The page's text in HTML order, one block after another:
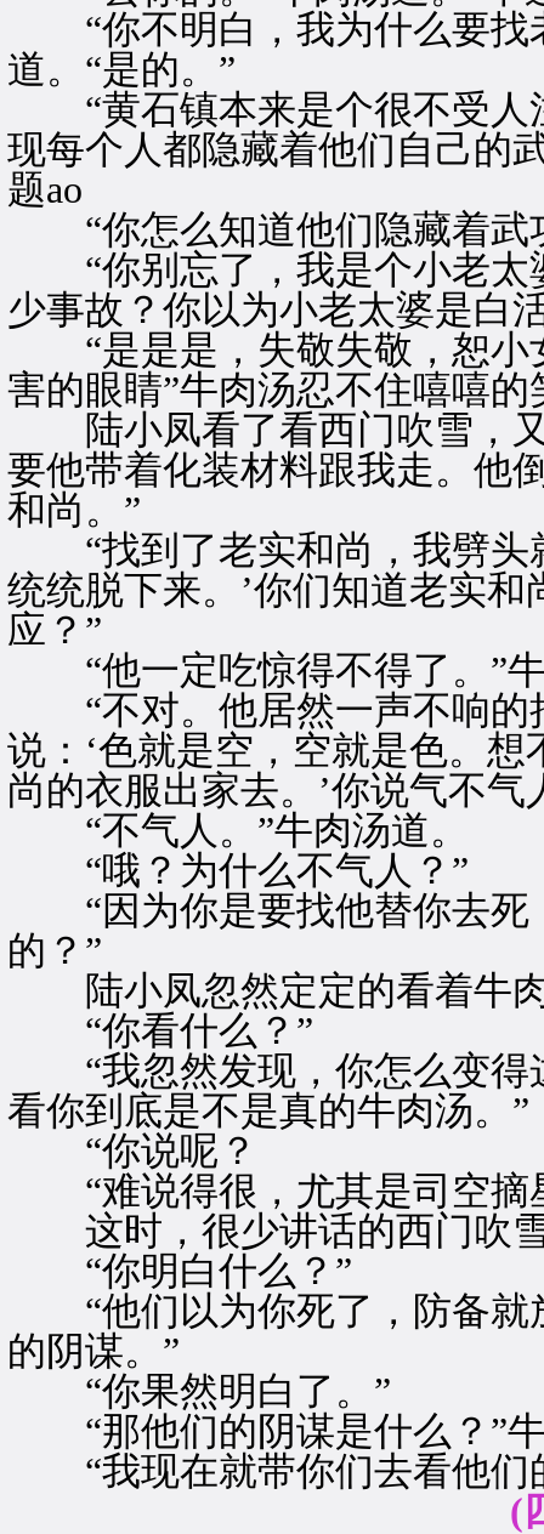
“你不明白，我为什么要找
道。“是的。”
“黄石镇本来是个很不受人
现每个人都隐藏着他们自己的
题ao
“你怎么知道他们隐藏着武
“你别忘了，我是个小老太
少事故？你以为小老太婆是白
“是是是，失敬失敬，恕小
害的眼睛”牛肉汤忍不住嘻嘻的
陆小凤看了看西门吹雪，又
要他带着化装材料跟我走。他
和尚。”
“找到了老实和尚，我劈头
统统脱下来。’你们知道老实
应？”
“他一定吃惊得不得了。”
“不对。他居然一声不响的
说：‘色就是空，空就是色。
尚的衣服出家去。’你说气不气
“不气人。”牛肉汤道。
“哦？为什么不气人？”
“因为你是要找他替你去死
的？”
陆小凤忽然定定的看着牛
“你看什么？”
“我忽然发现，你怎么变得
看你到底是不是真的牛肉汤。”
“你说呢？
“难说得很，尤其是司空摘
这时，很少讲话的西门吹雪
“你明白什么？”
“他们以为你死了，防备就
的阴谋。”
“你果然明白了。”
“那他们的阴谋是什么？”
“我现在就带你们去看他们
(